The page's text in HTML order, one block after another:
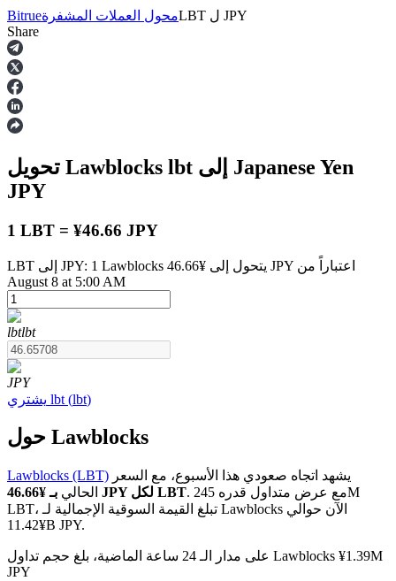
العقود الآجلة
العقود الآجلة USDT
العقود الآجلة لـ COIN-M
العقود الآجلة للعملات المشفرة
Bitrueمحول العملات المشفرةLBT ل JPY
Share
تحويل Lawblocks lbt
إلى Japanese Yen
JPY
1 LBT = ¥46.66 JPY
LBT إلى JPY: 1 Lawblocks يتحول إلى ¥46.66 JPY اعتباراً من
August 8 at 5:00 AM
lbtlbt
JPY
يشتري lbt (lbt)
حول Lawblocks
Lawblocks (LBT)
الحالي
بـ ¥46.66 JPY لكل LBT. مع عرض متداول قدره 245M
LBT، تبلغ القيمة السوقية الإجمالية لـ Lawblocks الآن حوالي
¥11.42B JPY.
على مدار الـ 24 ساعة الماضية، بلغ حجم تداول Lawblocks ¥1.39M
JPY